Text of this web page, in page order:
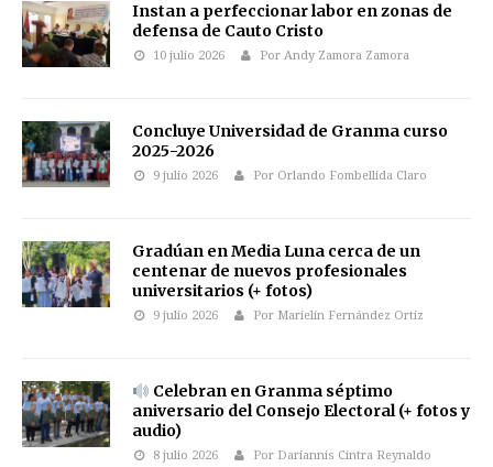
Instan a perfeccionar labor en zonas de
defensa de Cauto Cristo
10 julio 2026 Por Andy Zamora Zamora
Concluye Universidad de Granma curso
2025-2026
9 julio 2026 Por Orlando Fombellida Claro
Gradúan en Media Luna cerca de un
centenar de nuevos profesionales
universitarios (+ fotos)
9 julio 2026 Por Marielín Fernández Ortiz
Celebran en Granma séptimo
aniversario del Consejo Electoral (+ fotos y
audio)
8 julio 2026 Por Dariannis Cintra Reynaldo